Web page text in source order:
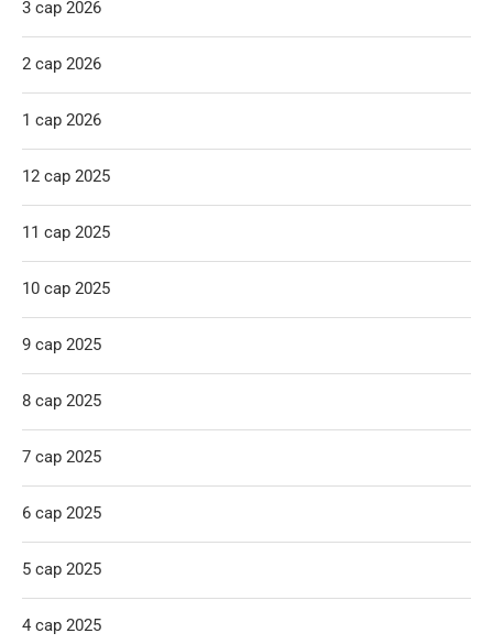
3 сар 2026
2 сар 2026
1 сар 2026
12 сар 2025
11 сар 2025
10 сар 2025
9 сар 2025
8 сар 2025
7 сар 2025
6 сар 2025
5 сар 2025
4 сар 2025